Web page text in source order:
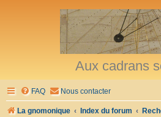
Aux cadrans
FAQ Nous contacter
La gnomonique Index du forum